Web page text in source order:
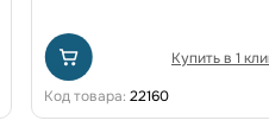
Купить в 1
Код товара: 22160